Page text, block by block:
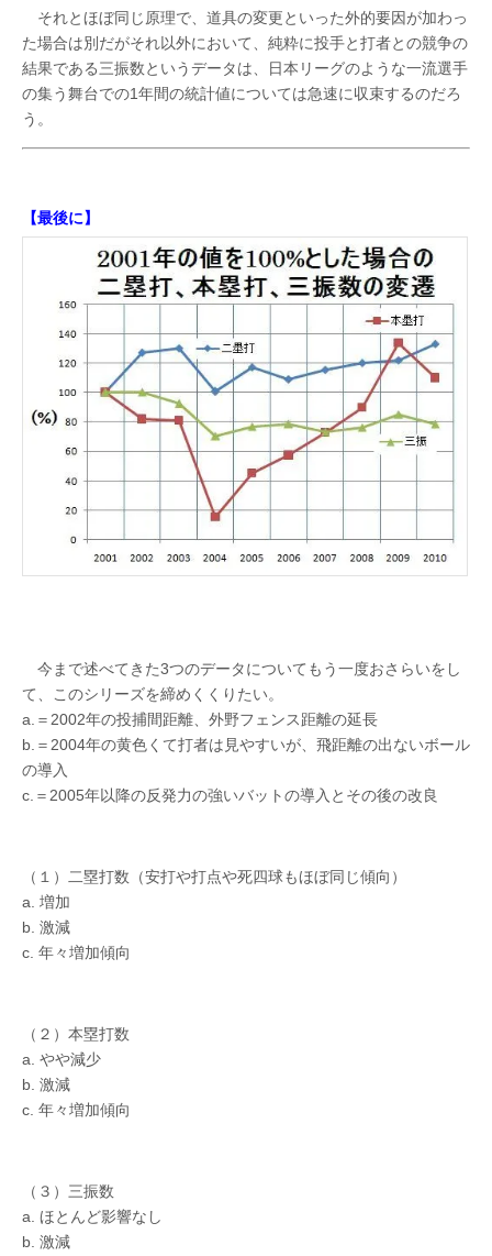
それとほぼ同じ原理で、道具の変更といった外的要因が加わっ
た場合は別だがそれ以外において、純粋に投手と打者との競争の
結果である三振数というデータは、日本リーグのような一流選手
の集う舞台での1年間の統計値については急速に収束するのだろ
う。
【最後に】
今まで述べてきた3つのデータについてもう一度おさらいをし
て、このシリーズを締めくくりたい。
a.＝2002年の投捕間距離、外野フェンス距離の延長
b.＝2004年の黄色くて打者は見やすいが、飛距離の出ないボール
の導入
c.＝2005年以降の反発力の強いバットの導入とその後の改良
（１）二塁打数（安打や打点や死四球もほぼ同じ傾向）
a. 増加
b. 激減
c. 年々増加傾向
（２）本塁打数
a. やや減少
b. 激減
c. 年々増加傾向
（３）三振数
a. ほとんど影響なし
b. 激減